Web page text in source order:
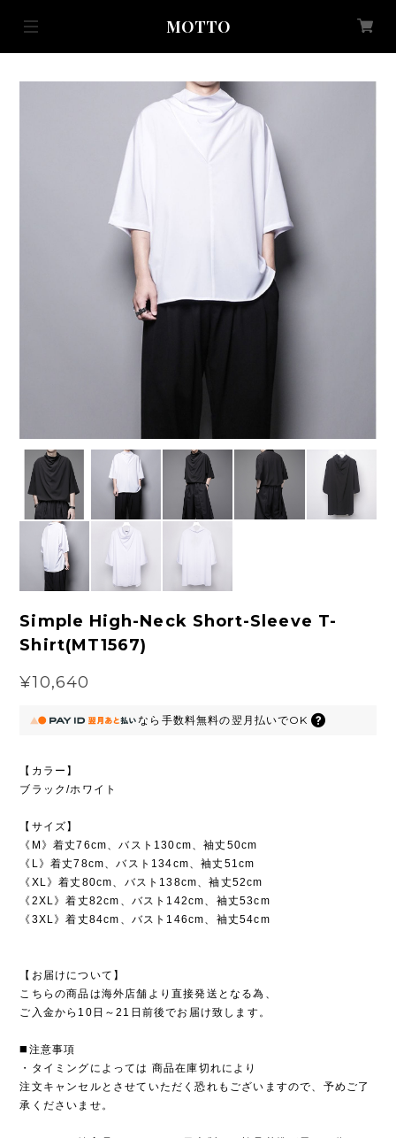
MOTTO
Simple High-Neck Short-Sleeve T-
Shirt(MT1567)
¥10,640
なら 手数料無料の翌月払いでOK
【カラー】
ブラック/ホワイト
【サイズ】
《M》着丈76cm、バスト130cm、袖丈50cm
《L》着丈78cm、バスト134cm、袖丈51cm
《XL》着丈80cm、バスト138cm、袖丈52cm
《2XL》着丈82cm、バスト142cm、袖丈53cm
《3XL》着丈84cm、バスト146cm、袖丈54cm
【お届けについて】
こちらの商品は海外店舗より直接発送となる為、
ご入金から10日～21日前後でお届け致します。
◼️注意事項
・タイミングによっては 商品在庫切れにより
注文キャンセルとさせていただく恐れもございますので、予めご了
承くださいませ。